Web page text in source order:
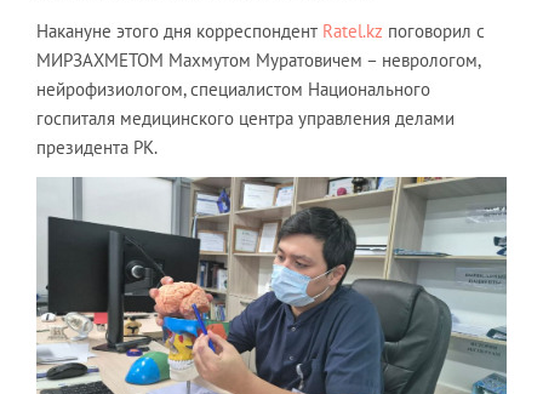
Накануне этого дня корреспондент Ratel.kz поговорил с
МИРЗАХМЕТОМ Махмутом Муратовичем – неврологом,
нейрофизиологом, специалистом Национального
госпиталя медицинского центра управления делами
президента РК.